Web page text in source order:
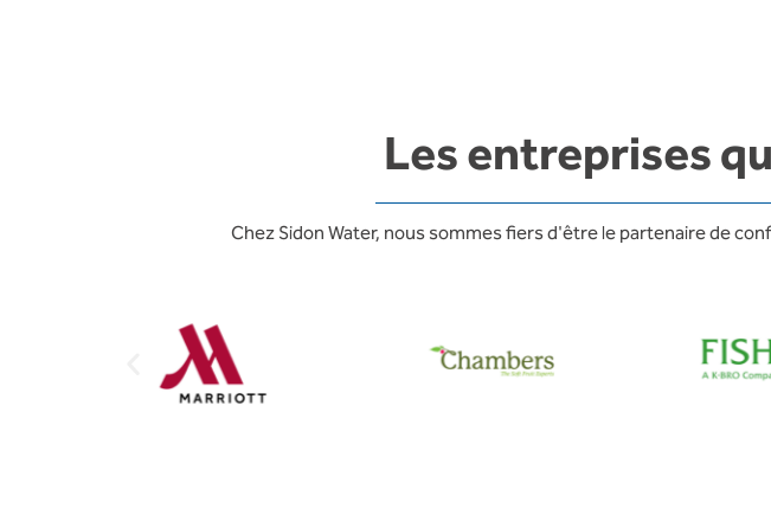
Les entreprises
Chez Sidon Water, nous sommes fiers d'être le partenaire de